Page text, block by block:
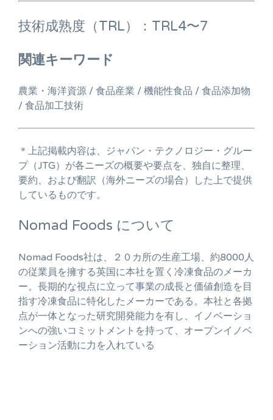
技術成熟度（TRL）：TRL4〜7
関連キーワード
農業・海洋資源 / 食品産業 / 機能性食品 / 食品添加物
/ 食品加工技術
＊上記掲載内容は、ジャパン・テクノロジー・グルー
プ（JTG）が各ニーズの概要や要点を、独自に整理、
要約、および翻訳（海外ニーズの場合）した上で提供
しているものです。
Nomad Foods について
Nomad Foods社は、２０カ所の生産工場、約8000人
の従業員を擁する英国に本社を置く冷凍食品のメーカ
ー。長期的な視点に立って事業の成長と価値創造を目
指す冷凍食品に特化したメーカーである。本社と各拠
点が一体となった研究開発能力を有し、イノベーショ
ンへの強いコミットメントを持って、オープンイノベ
ーション活動に力を入れている